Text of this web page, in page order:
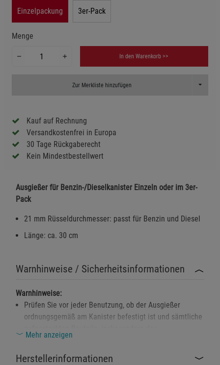
Einzelpackung 3er-Pack
Menge
In den Warenkorb >>
Zur Merkliste hinzufügen Toggle
Kauf auf Rechnung
Versandkostenfrei in Europa
30 Tage Rückgaberecht
Kein Mindestbestellwert
Ausgießer für Benzin-/Dieselkanister Einzeln oder im 3er-
Pack
21 mm Rüsseldurchmesser: passt für Benzin und Diesel
Länge: ca. 30 cm
Warnhinweise / Sicherheitsinformationen
Warnhinweise:
Prüfen Sie vor jeder Benutzung, ob der Ausgießer
ordnungsgemäß am Kanister befestigt ist und sämtliche
Reduzierstück, fest sitzen.
Der Ausgießer ist ausschließlich für die Verwendung mit
Mehr anzeigen
Herstellerinformationen